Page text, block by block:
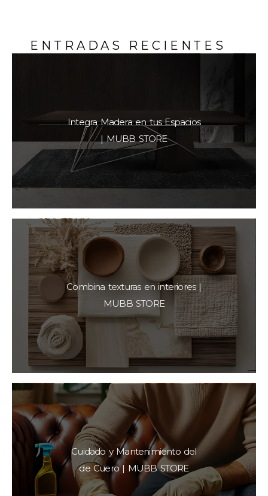
ENTRADAS RECIENTES
Integra Madera en tus Espacios
| MUBB STORE
Combina texturas en interiores |
MUBB STORE
Cuidado y Mantenimiento del
de Cuero | MUBB STORE